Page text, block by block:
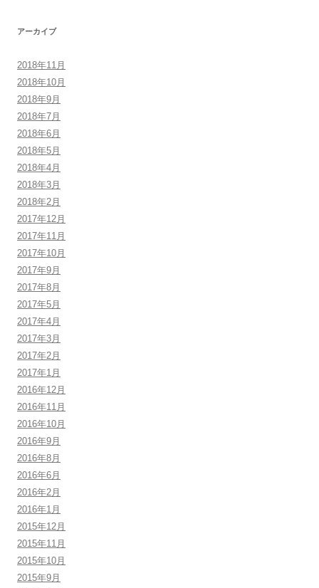
アーカイブ
2018年11月
2018年10月
2018年9月
2018年7月
2018年6月
2018年5月
2018年4月
2018年3月
2018年2月
2017年12月
2017年11月
2017年10月
2017年9月
2017年8月
2017年5月
2017年4月
2017年3月
2017年2月
2017年1月
2016年12月
2016年11月
2016年10月
2016年9月
2016年8月
2016年6月
2016年2月
2016年1月
2015年12月
2015年11月
2015年10月
2015年9月